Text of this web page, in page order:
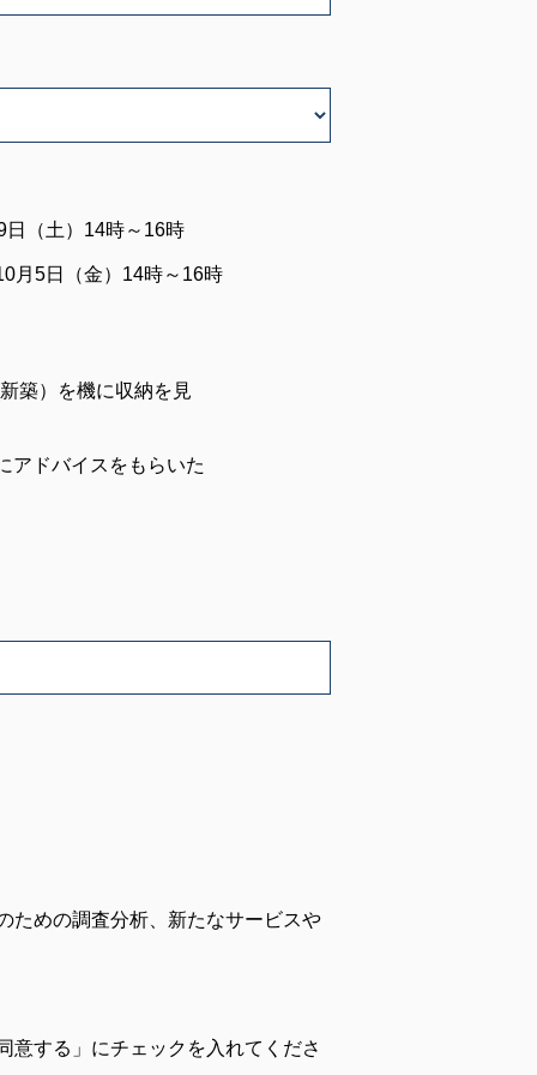
日（土）14時～16時
月5日（金）14時～16時
築）を機に収納を見
アドバイスをもらいた
ための調査分析、新たなサービスや
意する」にチェックを入れてくださ